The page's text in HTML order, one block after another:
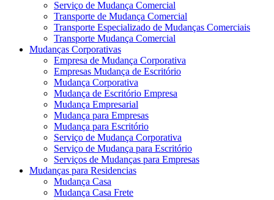
Serviço de Mudança Comercial
Transporte de Mudança Comercial
Transporte Especializado de Mudanças Comerciais
Transporte Mudança Comercial
Mudanças Corporativas
Empresa de Mudança Corporativa
Empresas Mudança de Escritório
Mudança Corporativa
Mudança de Escritório Empresa
Mudança Empresarial
Mudança para Empresas
Mudança para Escritório
Serviço de Mudança Corporativa
Serviço de Mudança para Escritório
Serviços de Mudanças para Empresas
Mudanças para Residencias
Mudança Casa
Mudança Casa Frete